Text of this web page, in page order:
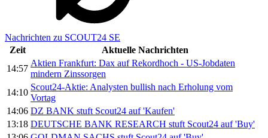
Nachrichten zu SCOUT24 SE
Zeit
Aktuelle Nachrichten
14:57
Aktien Frankfurt: Dax auf Rekordhoch - US-Jobdaten
mindern Zinssorgen
14:10
Scout24-Aktie: Analysten bullish nach Erholung vom
Vortag
14:06 DZ BANK stuft Scout24 auf 'Kaufen'
13:18 DEUTSCHE BANK RESEARCH stuft Scout24 auf 'Buy'